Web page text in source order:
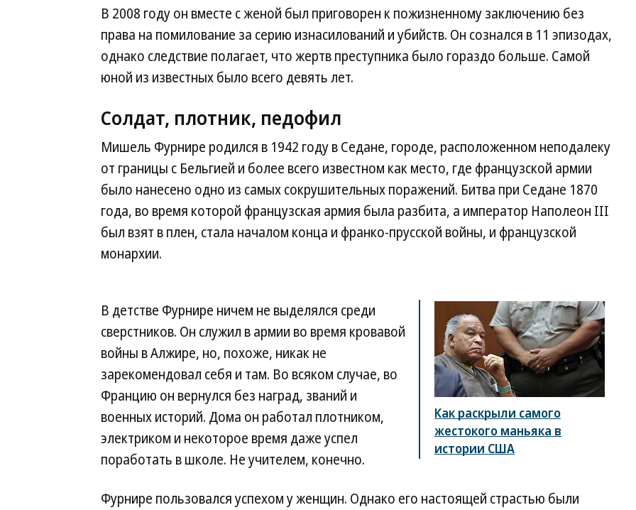
В 2008 году он вместе с женой был приговорен к пожизненному заключению без
права на помилование за серию изнасилований и убийств. Он сознался в 11 эпизодах,
однако следствие полагает, что жертв преступника было гораздо больше. Самой
юной из известных было всего девять лет.
Солдат, плотник, педофил
Мишель Фурнире родился в 1942 году в Седане, городе, расположенном неподалеку
от границы с Бельгией и более всего известном как место, где французской армии
было нанесено одно из самых сокрушительных поражений. Битва при Седане 1870
года, во время которой французская армия была разбита, а император Наполеон III
был взят в плен, стала началом конца и франко-прусской войны, и французской
монархии.
Как раскрыли самого
жестокого маньяка в
истории США
В детстве Фурнире ничем не выделялся среди
сверстников. Он служил в армии во время кровавой
войны в Алжире, но, похоже, никак не
зарекомендовал себя и там. Во всяком случае, во
Францию он вернулся без наград, званий и
военных историй. Дома он работал плотником,
электриком и некоторое время даже успел
поработать в школе. Не учителем, конечно.
Фурнире пользовался успехом у женщин. Однако его настоящей страстью были